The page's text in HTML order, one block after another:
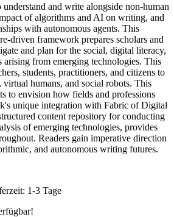
and write alongside non-human
of algorithms and AI on writing, and
with autonomous agents. This
driven framework prepares scholars and
and plan for the social, digital literacy,
from emerging technologies. This
students, practitioners, and citizens to
humans, and social robots. This
to envision how fields and professions
unique integration with Fabric of Digital
content repository for conducting
of emerging technologies, provides
Readers gain imperative direction
and autonomous writing futures.
1-3 Tage